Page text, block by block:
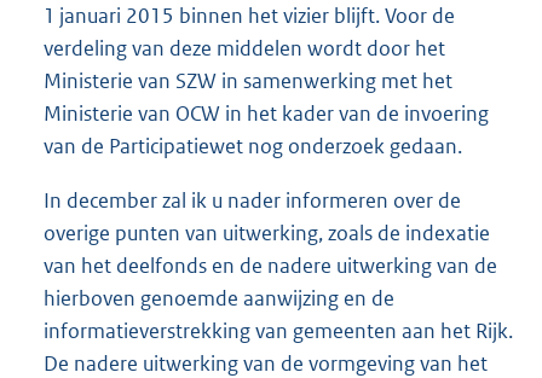
1 januari 2015 binnen het vizier blijft. Voor de
verdeling van deze middelen wordt door het
Ministerie van SZW in samenwerking met het
Ministerie van OCW in het kader van de invoering
van de Participatiewet nog onderzoek gedaan.
In december zal ik u nader informeren over de
overige punten van uitwerking, zoals de indexatie
van het deelfonds en de nadere uitwerking van de
hierboven genoemde aanwijzing en de
informatieverstrekking van gemeenten aan het Rijk.
De nadere uitwerking van de vormgeving van het